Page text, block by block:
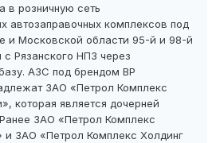
в розничную сеть
автозаправочных комплексов под
и Московской области 95-й и 98-й
с Рязанского НПЗ через
АЗС под брендом ВР
ЗАО «Петрол Комплекс
которая является дочерней
ЗАО «Петрол Комплекс
и ЗАО «Петрол Комплекс Холдинг